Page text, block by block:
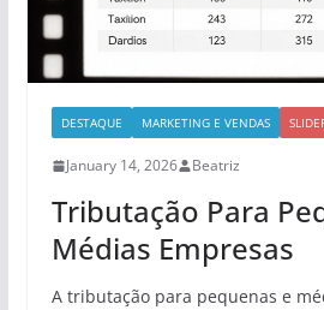
DESTAQUE MARKETING E VENDAS
January 14, 2026 Beatriz
Tributação Para
Médias Empresas
A tributação para pequenas e